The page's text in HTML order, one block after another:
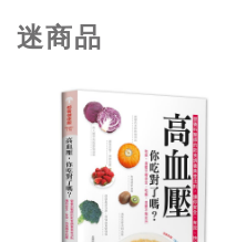
迷商品